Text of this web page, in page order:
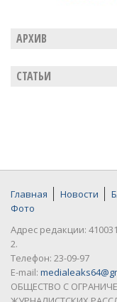
АРХИВ
СТАТЬИ
Главная Новости
Фото
Адрес редакции:
2.
Телефон: 23-09-97
E-mail:
ОБЩЕСТВО С